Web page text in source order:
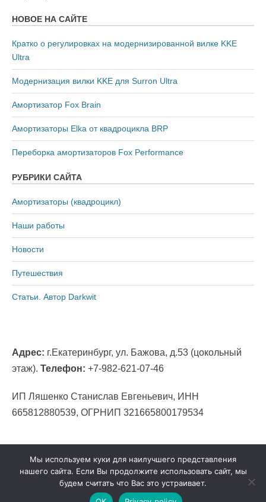
НОВОЕ НА САЙТЕ
Кратко о регулировках на модернизированной вилке KKE
Ultra
Модернизация вилки KKE для Surron Ultra
Амортизатор Fox Brain
Амортизаторы Elka от квадроцикла BRP
Переборка амортизаторов Fox Performance
РУБРИКИ САЙТА
Амортизаторы (квадроцикл)
Наши работы
Новости
Путешествия
Статьи. Автор Darkwit
Адрес: г.Екатеринбург, ул. Бажова, д.53 (цокольный
этаж). Телефон: +7-982-621-07-46
ИП Ляшенко Станислав Евгеньевич, ИНН
665812880539, ОГРНИП 321665800179534
Copyright © 2026УРАЛВЕЛОСЕРВИС в
Мы используем куки для наилучшего представления
нашего сайта. Если Вы продолжите использовать сайт, мы
будем считать что Вас это устраивает.